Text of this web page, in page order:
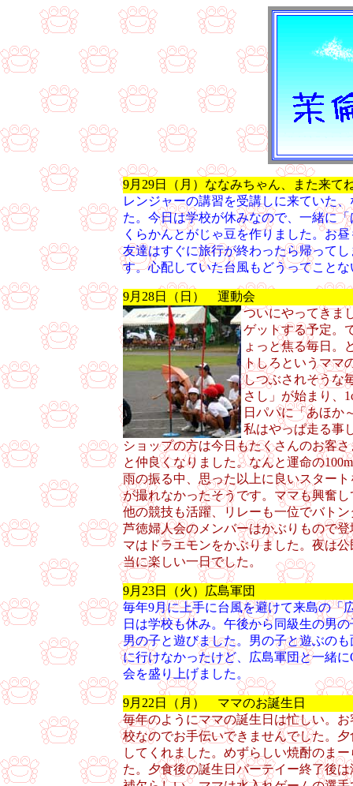
9月29日（月）ななみちゃん、また来て
レンジャーの講習を受講しに来ていた
た。今日は学校が休みなので、一緒に
くらかんとがじゃ豆を作りました。お
友達はすぐに旅行が終わったら帰って
す。心配していた台風もどうってこと
9月28日（日） 運動会
ついにやってきま
ゲットする予定。
ょっと焦る毎日。
トしろというママ
しつぶされそうな
さし」が始まり、
日パパに「あほか
私はやっぱ走る事
ショップの方は今日もたくさんのお客
と仲良くなりました。なんと運命の
雨の振る中、思った以上に良いスター
が撮れなかったそうです。ママも興奮
他の競技も活躍、リレーも一位でバト
芦徳婦人会のメンバーはかぶりもので
マはドラエモンをかぶりました。夜は
当に楽しい一日でした。
9月23日（火）広島軍団
毎年9月に上手に台風を避けて来島の「
日は学校も休み。午後から同級生の男
男の子と遊びました。男の子と遊ぶの
に行けなかったけど、広島軍団と一緒
会を盛り上げました。
9月22日（月） ママのお誕生日
毎年のようにママの誕生日は忙しい。
校なのでお手伝いできませんでした。
してくれました。めずらしい焼酎のま
た。夕食後の誕生日パーテイー終了後